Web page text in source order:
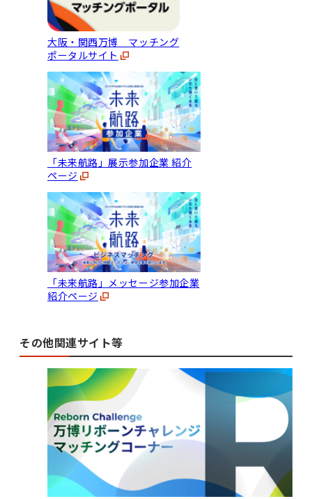
大阪・関西万博 マッチング
ポータルサイト
「未来航路」展示参加企業 紹介
ページ
「未来航路」メッセージ参加企業
紹介ページ
その他関連サイト等